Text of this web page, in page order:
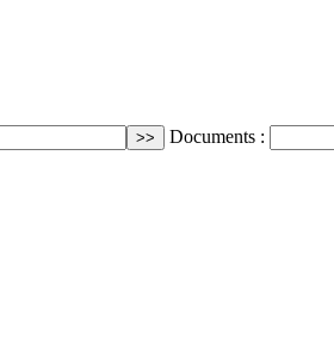
Documents :